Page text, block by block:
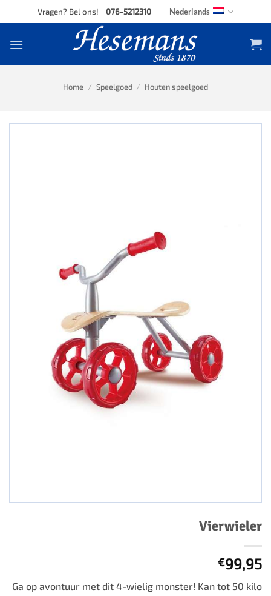
to
Vragen? Bel ons! 076-5212310 Nederlands
Home / Speelgoed / Houten speelgoed
Vierwieler
€99,95
Ga op avontuur met dit 4-wielig monster! Kan tot 50 kilo